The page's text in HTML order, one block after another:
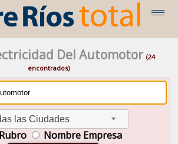
Del Automotor(24
encontrados)
las Ciudades
Rubro Nombre Empresa